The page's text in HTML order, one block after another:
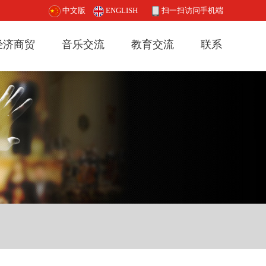
中文版 ENGLISH 扫一扫访问手机端
济商贸 音乐交流 教育交流 联系